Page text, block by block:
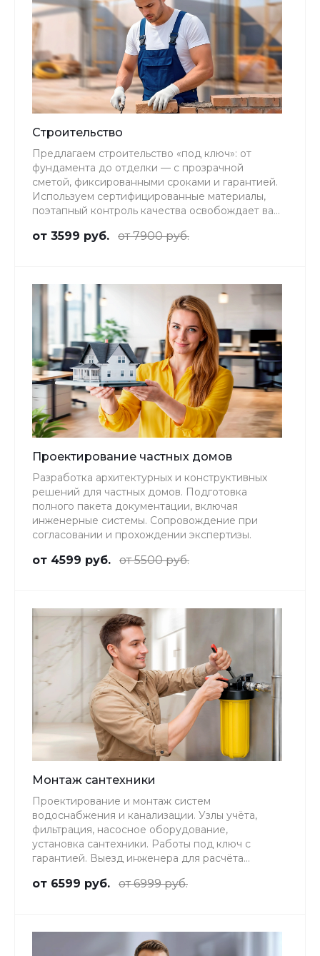
Строительство
Предлагаем строительство «под ключ»: от
фундамента до отделки — с прозрачной
сметой, фиксированными сроками и гарантией.
Используем сертифицированные материалы,
поэтапный контроль качества освобождает вас
от 3599 руб. от 7900 руб.
Проектирование частных домов
Разработка архитектурных и конструктивных
решений для частных домов. Подготовка
полного пакета документации, включая
инженерные системы. Сопровождение при
согласовании и прохождении экспертизы.
от 4599 руб. от 5500 руб.
Монтаж сантехники
Проектирование и монтаж систем
водоснабжения и канализации. Узлы учёта,
фильтрация, насосное оборудование,
установка сантехники. Работы под ключ с
гарантией. Выезд инженера для расчёта
от 6599 руб. от 6999 руб.